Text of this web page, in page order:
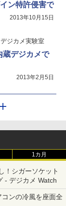
ン特許侵害で
2013年10月15日
ジカメ実験室
蔵デジカメで
2013年2月5日
1カ月
！シガーソケット
- デジカメ Watch
ンの冷風を座面全